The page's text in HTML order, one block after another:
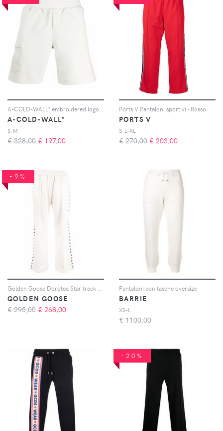
A-COLD-WALL*
S-M
€ 328,00 € 197,00
Ports V Pantaloni sportivi - Rosso
PORTS V
S-L-XL
€ 270,00 € 203,00
-9%
GOLDEN GOOSE
€ 295,00 € 268,00
Pantaloni con tasche oversize
BARRIE
XS-L
€ 1100,00
-20%